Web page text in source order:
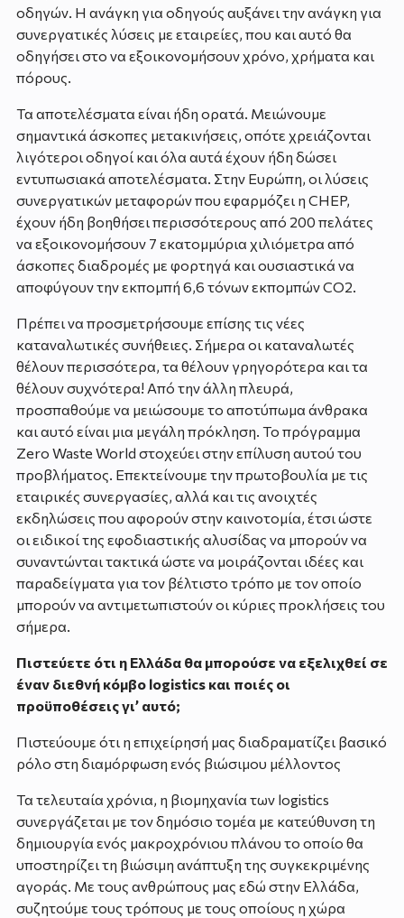
οδηγών. Η ανάγκη για οδηγούς αυξάνει την ανάγκη για
συνεργατικές λύσεις με εταιρείες, που και αυτό θα
οδηγήσει στο να εξοικονομήσουν χρόνο, χρήματα και
πόρους.
Τα αποτελέσματα είναι ήδη ορατά. Μειώνουμε
σημαντικά άσκοπες μετακινήσεις, οπότε χρειάζονται
λιγότεροι οδηγοί και όλα αυτά έχουν ήδη δώσει
εντυπωσιακά αποτελέσματα. Στην Ευρώπη, οι λύσεις
συνεργατικών μεταφορών που εφαρμόζει η CHEP,
έχουν ήδη βοηθήσει περισσότερους από 200 πελάτες
να εξοικονομήσουν 7 εκατομμύρια χιλιόμετρα από
άσκοπες διαδρομές με φορτηγά και ουσιαστικά να
αποφύγουν την εκπομπή 6,6 τόνων εκπομπών CO2.
Πρέπει να προσμετρήσουμε επίσης τις νέες
καταναλωτικές συνήθειες. Σήμερα οι καταναλωτές
θέλουν περισσότερα, τα θέλουν γρηγορότερα και τα
θέλουν συχνότερα! Από την άλλη πλευρά,
προσπαθούμε να μειώσουμε το αποτύπωμα άνθρακα
και αυτό είναι μια μεγάλη πρόκληση. Το πρόγραμμα
Zero Waste World στοχεύει στην επίλυση αυτού του
προβλήματος. Επεκτείνουμε την πρωτοβουλία με τις
εταιρικές συνεργασίες, αλλά και τις ανοιχτές
εκδηλώσεις που αφορούν στην καινοτομία, έτσι ώστε
οι ειδικοί της εφοδιαστικής αλυσίδας να μπορούν να
συναντώνται τακτικά ώστε να μοιράζονται ιδέες και
παραδείγματα για τον βέλτιστο τρόπο με τον οποίο
μπορούν να αντιμετωπιστούν οι κύριες προκλήσεις του
σήμερα.
Πιστεύετε ότι η Ελλάδα θα μπορούσε να εξελιχθεί σε
έναν διεθνή κόμβο logistics και ποιές οι
προϋποθέσεις γι’ αυτό;
Πιστεύουμε ότι η επιχείρησή μας διαδραματίζει βασικό
ρόλο στη διαμόρφωση ενός βιώσιμου μέλλοντος
Τα τελευταία χρόνια, η βιομηχανία των logistics
συνεργάζεται με τον δημόσιο τομέα με κατεύθυνση τη
δημιουργία ενός μακροχρόνιου πλάνου το οποίο θα
υποστηρίζει τη βιώσιμη ανάπτυξη της συγκεκριμένης
αγοράς. Με τους ανθρώπους μας εδώ στην Ελλάδα,
συζητούμε τους τρόπους με τους οποίους η χώρα